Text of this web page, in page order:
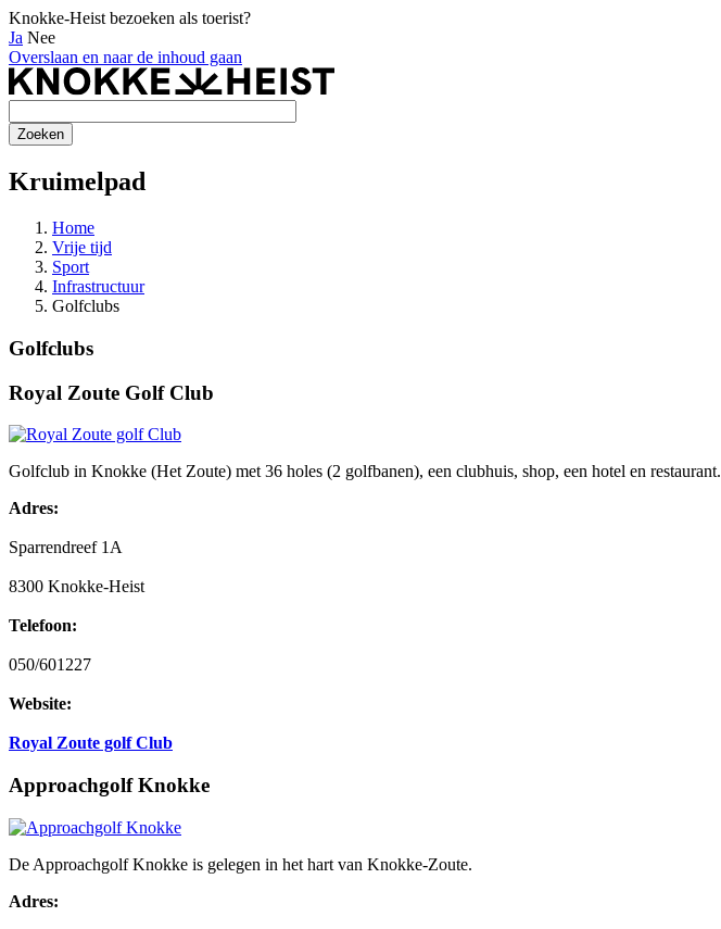
Knokke-Heist bezoeken als toerist?
Ja Nee
Overslaan en naar de inhoud gaan
Kruimelpad
Home
Vrije tijd
Sport
Infrastructuur
Golfclubs
Golfclubs
Royal Zoute Golf Club
Golfclub in Knokke (Het Zoute) met 36 holes (2 golfbanen), een clubhuis, shop, een hotel en restaurant.
Adres:
Sparrendreef 1A
8300 Knokke-Heist
Telefoon:
050/601227
Website:
Royal Zoute golf Club
Approachgolf Knokke
De Approachgolf Knokke is gelegen in het hart van Knokke-Zoute.
Adres: